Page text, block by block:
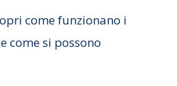
come funzionano i
come si possono